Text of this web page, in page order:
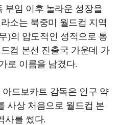
부임 이후 놀라운 성장을
소는 북중미 월드컵 지역
)의 압도적인 성적으로 통
컵 본선 진출국 가운데 가
로 이름을 남겼다.
드보카트 감독은 인구 약
사상 처음으로 월드컵 본
사를 썼다.